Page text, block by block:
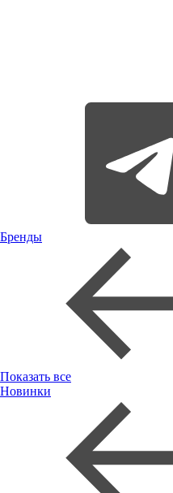
Бренды
Показать все
Новинки